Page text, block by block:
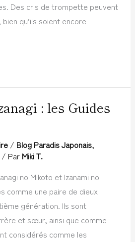
Des cris de trompette peuvent
qu’ils soient encore
: les Guides
/ Blog Paradis Japonais,
Par Miki T.
no Mikoto et Izanami no
comme une paire de dieux
génération. Ils sont
et sœur, ainsi que comme
considérés comme les